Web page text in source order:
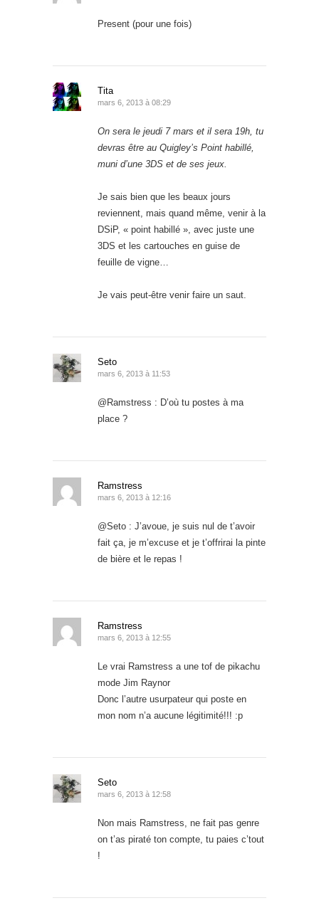
Present (pour une fois)
Tita
mars 6, 2013 à 08:29
On sera le jeudi 7 mars et il sera 19h, tu
devras être au Quigley’s Point habillé,
muni d’une 3DS et de ses jeux.
Je sais bien que les beaux jours
reviennent, mais quand même, venir à la
DSiP, « point habillé », avec juste une
3DS et les cartouches en guise de
feuille de vigne…
Je vais peut-être venir faire un saut.
Seto
mars 6, 2013 à 11:53
@Ramstress : D’où tu postes à ma
place ?
Ramstress
mars 6, 2013 à 12:16
@Seto : J’avoue, je suis nul de t’avoir
fait ça, je m’excuse et je t’offrirai la pinte
de bière et le repas !
Ramstress
mars 6, 2013 à 12:55
Le vrai Ramstress a une tof de pikachu
mode Jim Raynor
Donc l’autre usurpateur qui poste en
mon nom n’a aucune légitimité!!! :p
Seto
mars 6, 2013 à 12:58
Non mais Ramstress, ne fait pas genre
on t’as piraté ton compte, tu paies c’tout
!